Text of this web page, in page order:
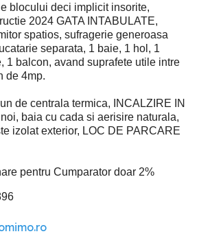
blocului deci implicit insorite,
2024 GATA INTABULATE,
spatios, sufragerie generoasa
separata, 1 baie, 1 hol, 1
1 balcon, avand suprafete utile intre
de 4mp.
de centrala termica, INCALZIRE IN
baia cu cada si aerisire naturala,
izolat exterior, LOC DE PARCARE
pentru Cumparator doar 2%